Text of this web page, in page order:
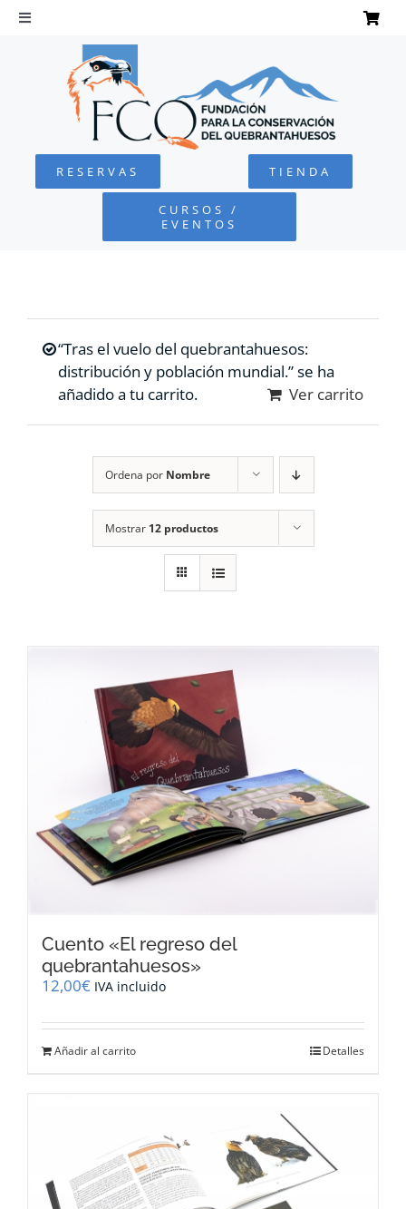
Saltar
Toggle
Navigation
QUEBRANTAHUESOS
FUNDACIÓN
COLABORA
RECURSOS
CONTACTO
RESERVAS TIENDA
CURSOS /
EVENTOS
“Tras el vuelo del quebrantahuesos:
distribución y población mundial.” se ha
añadido a tu carrito.
Ver carrito
Ordena por Nombre
Mostrar 12 productos
Cuento «El regreso del
quebrantahuesos»
12,00€ IVA incluido
Añadir al carrito Detalles